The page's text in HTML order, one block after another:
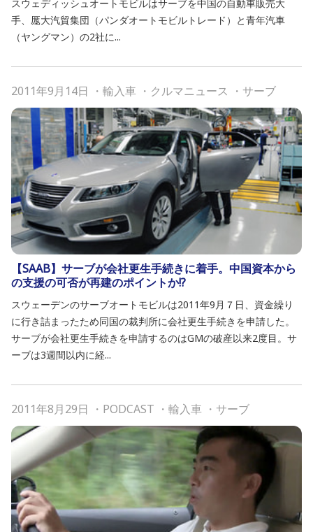
スウェディッシュオートモビルはサーブを中国の自動車販売大
手、厖大汽貿集団（パンダオートモビルトレード）と青年汽車
（ヤングマン）の2社に...
2011年9月14日 ・ 輸入車 ・ クルマニュース ・ サーブ
【SAAB】サーブが会社更生手続きに着手。中国資本から
の支援の可否が再建のポイントか!?
スウェーデンのサーブオートモビルは2011年9月７日、資金繰り
に行き詰まったため同国の裁判所に会社更生手続きを申請した。
サーブが会社更生手続きを申請するのはGMの破産以来2度目。サ
ーブは3週間以内に経...
2011年8月29日 ・ PODCAST ・ 輸入車 ・ サーブ